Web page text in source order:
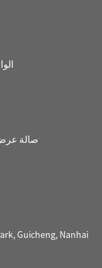
صالة عرض
Guicheng, Nanhai